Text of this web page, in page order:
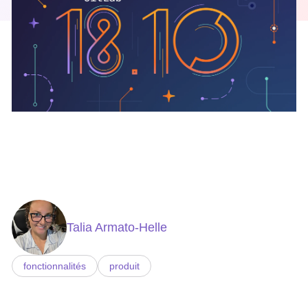
Talia Armato-Helle
fonctionnalités produit